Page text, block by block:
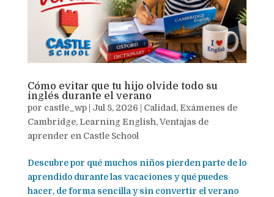
Cómo evitar que tu hijo olvide todo su
inglés durante el verano
por castle_wp| Jul 8, 2026 Calidad ,Exámenes de
Cambridge,Learning English,Ventajas de
aprender en Castle School
Descubre por qué muchos niños pierden parte de lo
aprendido durante las vacaciones y qué puedes
hacer, de forma sencilla y sin convertir el verano